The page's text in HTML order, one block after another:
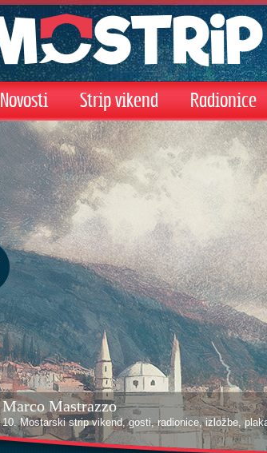
Novosti Strip vikend Radionice
Marco Mastrazzo
10. Mostarski strip vikend, gosti, radionice, izložbe,